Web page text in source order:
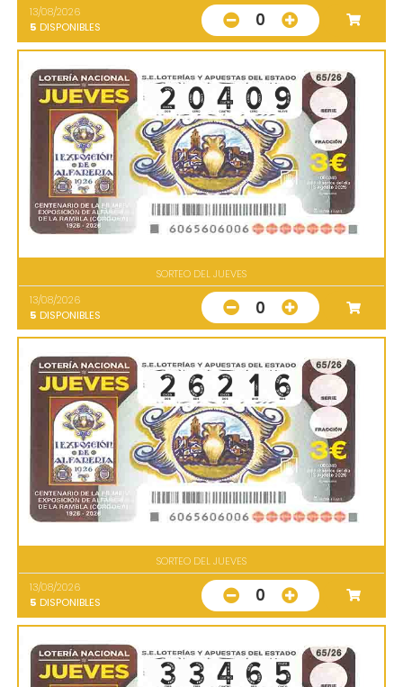
13/08/2026
5 DISPONIBLES 0
SORTEO DEL JUEVES
13/08/2026
5 DISPONIBLES 0
SORTEO DEL JUEVES
13/08/2026
5 DISPONIBLES 0